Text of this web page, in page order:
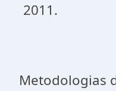
2011.
Metodologias